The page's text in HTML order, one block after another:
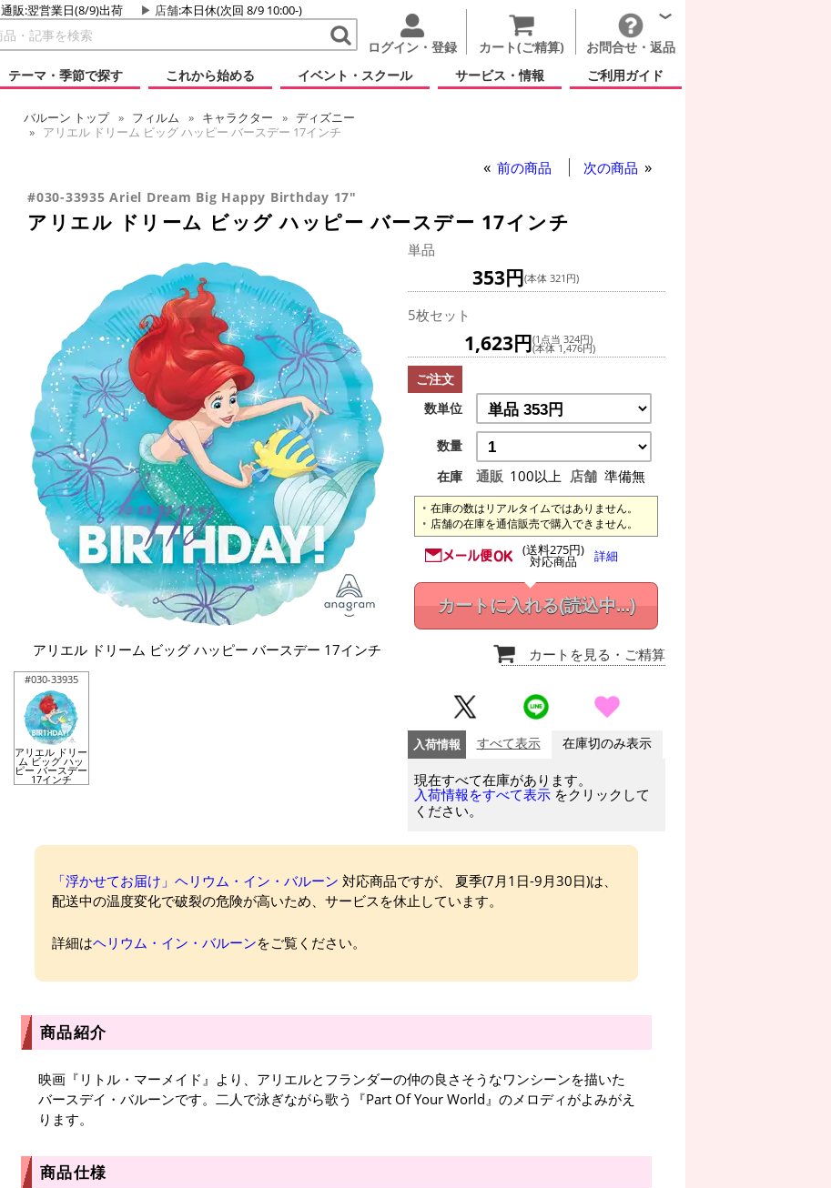
通販:翌営業日(8/9)出荷 店舗:本日休(次回 8/9 10:00-)
ログイン・登録 カート(ご精算)
お問合せ・返品
テーマ・季節で探す
これから始める イベント・スクール サービス・情報 ご利用ガイド
バルーン トップ フィルム キャラクター
ディズニー
アリエル ドリーム ビッグ ハッピー バースデー 17インチ
前の商品 次の商品
#030-33935 Ariel Dream Big Happy Birthday 17"
アリエル ドリーム ビッグ ハッピー バースデー 17インチ
アリエル ドリーム ビッグ ハッピー バースデー 17インチ
#030-33935
アリエル ドリー
ム ビッグ ハッ
ピー バースデー
17インチ
単品
353円(本体 321円)
5枚セット
1,623円(1点当 324円)
(本体 1,476円)
ご注文
数単位
数量
在庫
通販 100以上 店舗 準備無
在庫の数はリアルタイムではありません。
店舗の在庫を通信販売で購入できません。
(送料275円)
対応商品 詳細
カートに入れる(読込中...)
カートを見る ・ご精算
入荷情報 すべて表示 在庫切のみ表示
現在すべて在庫があります。
入荷情報をすべて表示 をクリックして
ください。
「浮かせてお届け」ヘリウム・イン・バルーン 対応商品ですが、 夏季(7月1日-9月30日)は、
配送中の温度変化で破裂の危険が高いため、サービスを休止しています。
詳細はヘリウム・イン・バルーンをご覧ください。
商品紹介
映画『リトル・マーメイド』より、アリエルとフランダーの仲の良さそうなワンシーンを描いた
バースデイ・バルーンです。二人で泳ぎながら歌う『Part Of Your World』のメロディがよみがえ
ります。
商品仕様